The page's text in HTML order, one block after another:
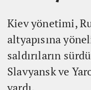
Kiev yönetimi,
altyapısına
saldırıların
Slavyansk ve